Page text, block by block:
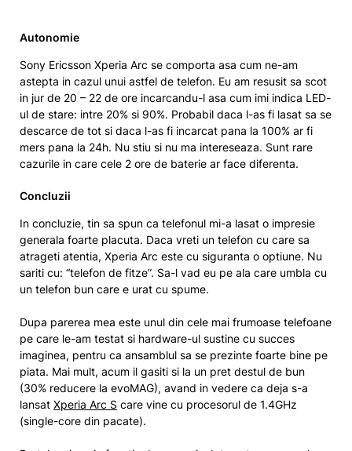
Autonomie
Sony Ericsson Xperia Arc se comporta asa cum ne-am
astepta in cazul unui astfel de telefon. Eu am resusit sa scot
in jur de 20 – 22 de ore incarcandu-l asa cum imi indica LED-
ul de stare: intre 20% si 90%. Probabil daca l-as fi lasat sa se
descarce de tot si daca l-as fi incarcat pana la 100% ar fi
mers pana la 24h. Nu stiu si nu ma intereseaza. Sunt rare
cazurile in care cele 2 ore de baterie ar face diferenta.
Concluzii
In concluzie, tin sa spun ca telefonul mi-a lasat o impresie
generala foarte placuta. Daca vreti un telefon cu care sa
atrageti atentia, Xperia Arc este cu siguranta o optiune. Nu
sariti cu: “telefon de fitze”. Sa-l vad eu pe ala care umbla cu
un telefon bun care e urat cu spume.
Dupa parerea mea este unul din cele mai frumoase telefoane
pe care le-am testat si hardware-ul sustine cu succes
imaginea, pentru ca ansamblul sa se prezinte foarte bine pe
piata. Mai mult, acum il gasiti si la un pret destul de bun
(30% reducere la evoMAG), avand in vedere ca deja s-a
lansat Xperia Arc S care vine cu procesorul de 1.4GHz
(single-core din pacate).